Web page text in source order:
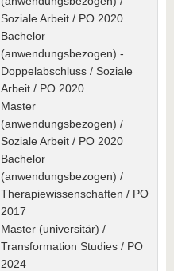
Soziale Arbeit / PO 2020
Bachelor
(anwendungsbezogen) -
Doppelabschluss / Soziale
Arbeit / PO 2020
Master
(anwendungsbezogen) /
Soziale Arbeit / PO 2020
Bachelor
(anwendungsbezogen) /
Therapiewissenschaften / PO
2017
Master (universitär) /
Transformation Studies / PO
2024